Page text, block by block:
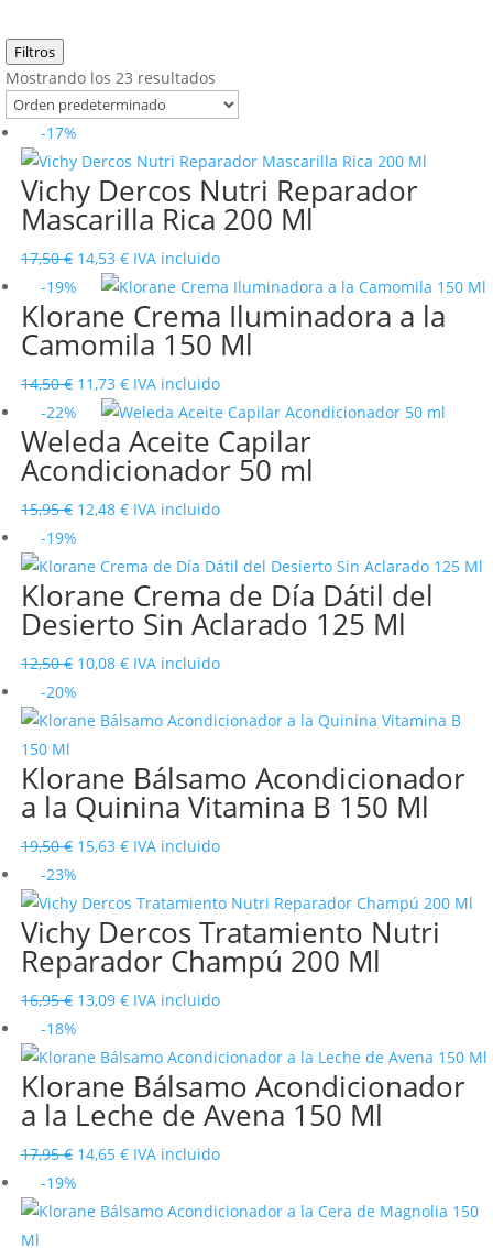
Filtros
Mostrando los 23 resultados
-17%
Vichy Dercos Nutri Reparador
Mascarilla Rica 200 Ml
17,50€ El
precio
original
era:
14,53 €El
precio
actual
es:
IVA incluido
-19%
Klorane Crema Iluminadora a la
Camomila 150 Ml
14,50€ El
precio
original
era:
11,73 €El
precio
actual
es:
IVA incluido
-22%
Weleda Aceite Capilar
Acondicionador 50 ml
15,95€ El
original
era:
15,95 €.
12,48 €El
actual
es:
12,48 €.
IVA incluido
-19%
Klorane Crema de Día Dátil del
Desierto Sin Aclarado 125 Ml
12,50€ El
original
12,50 €.
10,08 €El
actual
10,08 €.
IVA incluido
-20%
Klorane Bálsamo Acondicionador
a la Quinina Vitamina B 150 Ml
19,50€ El
original
era:
19,50 €.
15,63 €El
actual
es:
15,63 €.
IVA incluido
-23%
Vichy Dercos Tratamiento Nutri
Reparador Champú 200 Ml
16,95€ El
original
era:
16,95 €.
13,09 €El
actual
es:
13,09 €.
IVA incluido
-18%
Klorane Bálsamo Acondicionador
a la Leche de Avena 150 Ml
17,95€ El
original
14,65 €El
actual
IVA incluido
-19%